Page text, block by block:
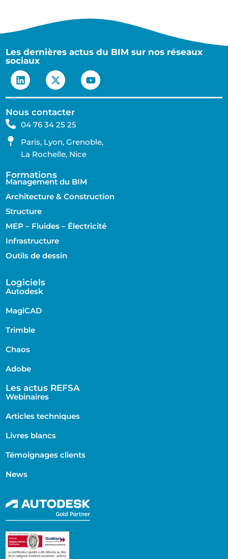
Les dernières actus du BIM sur nos réseaux
sociaux
Nous contacter
04 76 34 25 25
Paris, Lyon, Grenoble,
La Rochelle, Nice
Formations
Management du BIM
Architecture & Construction
Structure
MEP – Fluides – Électricité
Infrastructure
Outils de dessin
Logiciels
Autodesk
MagiCAD
Trimble
Chaos
Adobe
Les actus REFSA
Webinaires
Articles techniques
Livres blancs
Témoignages clients
News